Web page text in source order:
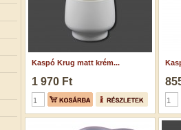
Kaspó Krug matt krém...
1 970 Ft